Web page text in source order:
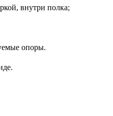
внутри полка;
опоры.